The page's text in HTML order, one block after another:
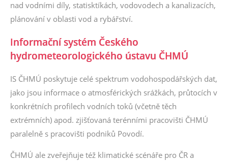
nad vodními díly, statisktíkách, vodovodech a kanalizacích,
plánování v oblasti vod a rybářství.
Informační systém Českého
hydrometeorologického ústavu ČHMÚ
IS ČHMÚ poskytuje celé spektrum vodohospodářských dat,
jako jsou informace o atmosférických srážkách, průtocích v
konkrétních profilech vodních toků (včetně těch
extrémních) apod. zjišťovaná terénními pracovišti ČHMÚ
paralelně s pracovišti podniků Povodí.
ČHMÚ ale zveřejňuje též klimatické scénáře pro ČR a